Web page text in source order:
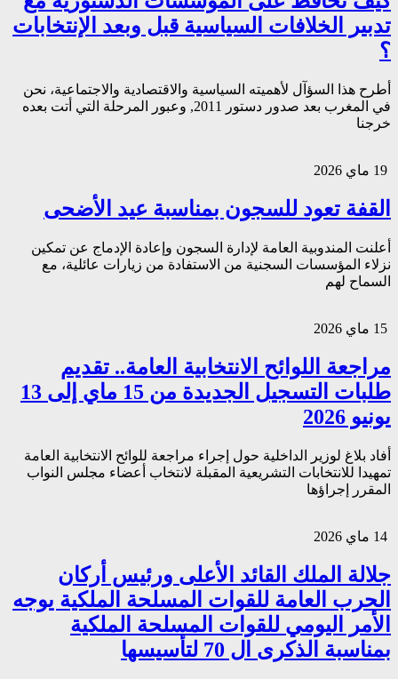
تدبير الخلافات السياسية قبل وبعد الإنتخابات
؟
أطرح هذا السؤآل لأهميته السياسية والاقتصادية والاجتماعية، نحن
في المغرب بعد صدور دستور 2011, وعبور المرحلة التي أتت بعده
خرجنا
القفة تعود للسجون بمناسبة عيد الأضحى
أعلنت المندوبية العامة لإدارة السجون وإعادة الإدماج عن تمكين
نزلاء المؤسسات السجنية من الاستفادة من زيارات عائلية، مع
السماح لهم
مراجعة اللوائح الانتخابية العامة.. تقديم
طلبات التسجيل الجديدة من 15 ماي إلى 13
يونيو 2026
أفاد بلاغ لوزير الداخلية حول إجراء مراجعة للوائح الانتخابية العامة
تمهيدا للانتخابات التشريعية المقبلة لانتخاب أعضاء مجلس النواب
المقرر إجراؤها
جلالة الملك القائد الأعلى ورئيس أركان
الحرب العامة للقوات المسلحة الملكية يوجه
الأمر اليومي للقوات المسلحة الملكية
بمناسبة الذكرى ال 70 لتأسيسها